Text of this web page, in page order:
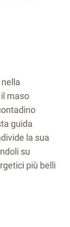
maso
guida
la sua
su
più belli